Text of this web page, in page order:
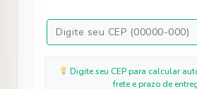
Bandeira
quantidade
Digite seu CEP para calcular
frete e prazo de